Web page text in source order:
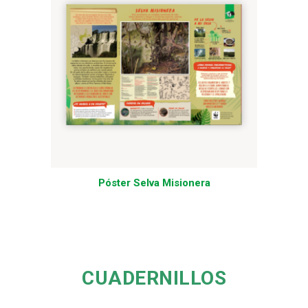
Póster Selva Misionera
CUADERNILLOS